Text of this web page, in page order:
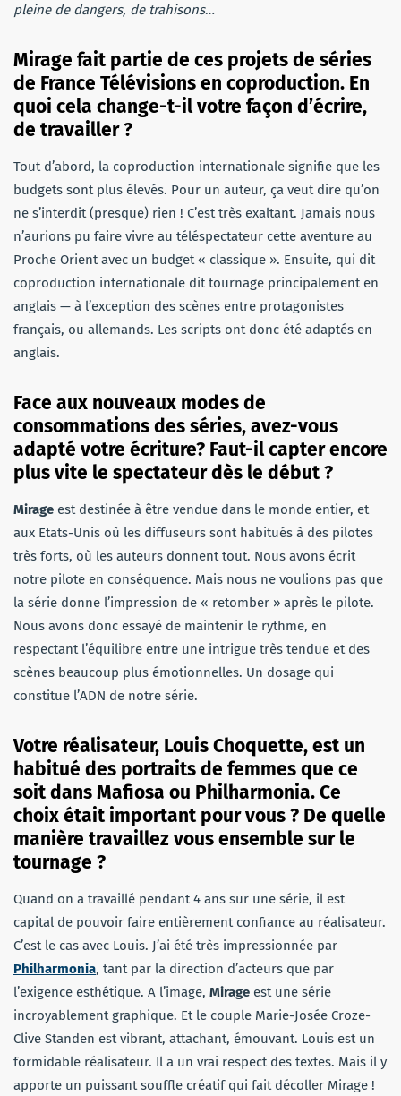
pleine de dangers, de trahisons…
Mirage fait partie de ces projets de séries
de France Télévisions en coproduction. En
quoi cela change-t-il votre façon d’écrire,
de travailler ?
Tout d’abord, la coproduction internationale signifie que les
budgets sont plus élevés. Pour un auteur, ça veut dire qu’on
ne s’interdit (presque) rien ! C’est très exaltant. Jamais nous
n’aurions pu faire vivre au téléspectateur cette aventure au
Proche Orient avec un budget « classique ». Ensuite, qui dit
coproduction internationale dit tournage principalement en
anglais — à l’exception des scènes entre protagonistes
français, ou allemands. Les scripts ont donc été adaptés en
anglais.
Face aux nouveaux modes de
consommations des séries, avez-vous
adapté votre écriture? Faut-il capter encore
plus vite le spectateur dès le début ?
Mirage est destinée à être vendue dans le monde entier, et
aux Etats-Unis où les diffuseurs sont habitués à des pilotes
très forts, où les auteurs donnent tout. Nous avons écrit
notre pilote en conséquence. Mais nous ne voulions pas que
la série donne l’impression de « retomber » après le pilote.
Nous avons donc essayé de maintenir le rythme, en
respectant l’équilibre entre une intrigue très tendue et des
scènes beaucoup plus émotionnelles. Un dosage qui
constitue l’ADN de notre série.
Votre réalisateur, Louis Choquette, est un
habitué des portraits de femmes que ce
soit dans Mafiosa ou Philharmonia. Ce
choix était important pour vous ? De quelle
manière travaillez vous ensemble sur le
tournage ?
Quand on a travaillé pendant 4 ans sur une série, il est
capital de pouvoir faire entièrement confiance au réalisateur.
C’est le cas avec Louis. J’ai été très impressionnée par
Philharmonia, tant par la direction d’acteurs que par
l’exigence esthétique. A l’image, Mirage est une série
incroyablement graphique. Et le couple Marie-Josée Croze-
Clive Standen est vibrant, attachant, émouvant. Louis est un
formidable réalisateur. Il a un vrai respect des textes. Mais il y
apporte un puissant souffle créatif qui fait décoller Mirage !